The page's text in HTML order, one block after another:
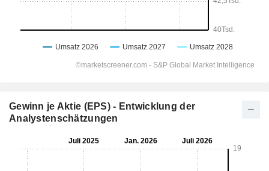
Gewinn je Aktie (EPS) - Entwicklung der
Analystenschätzungen